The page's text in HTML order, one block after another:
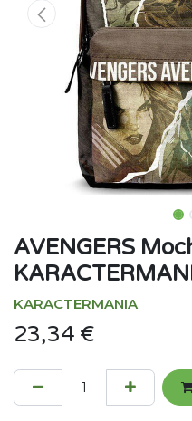
AVENGERS
KARACTERMANIA
23,34 €